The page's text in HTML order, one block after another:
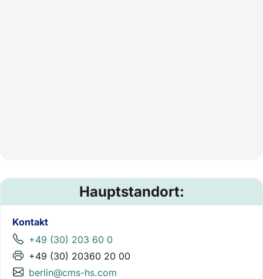
Hauptstandort:
Kontakt
+49 (30) 203 60 0
+49 (30) 20360 20 00
berlin@cms-hs.com